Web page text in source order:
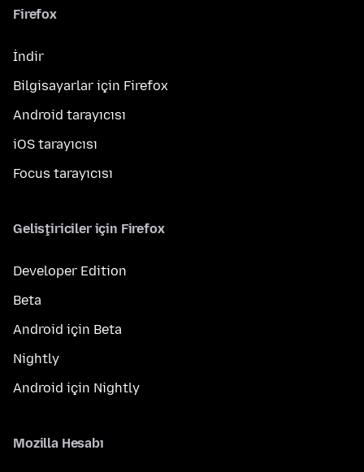
Firefox
İndir
Bilgisayarlar için Firefox
Android tarayıcısı
iOS tarayıcısı
Focus tarayıcısı
Geliştiriciler için Firefox
Developer Edition
Beta
Android için Beta
Nightly
Android için Nightly
Mozilla Hesabı